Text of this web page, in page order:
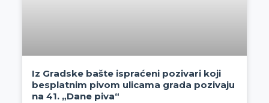
Iz Gradske bašte ispraćeni pozivari koji
besplatnim pivom ulicama grada pozivaju
na 41. „Dane piva“